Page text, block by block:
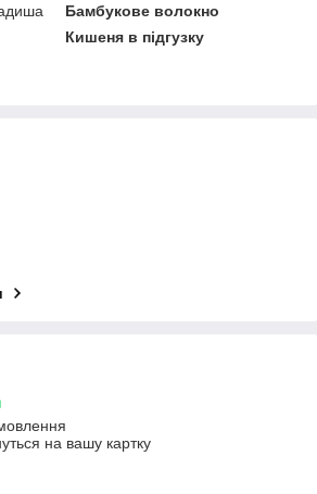
Бамбукове волокно
Кишеня в підгузку
на вашу картку